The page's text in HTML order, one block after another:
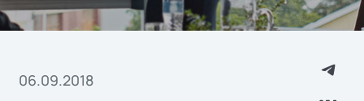
06.09.2018